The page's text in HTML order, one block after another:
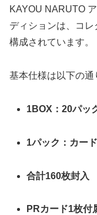
KAYOU NARUTO
ディションは、コ
構成されています。
基本仕様は以下の通
1BOX：20パッ
1パック：カー
合計160枚封入
PRカード1枚付